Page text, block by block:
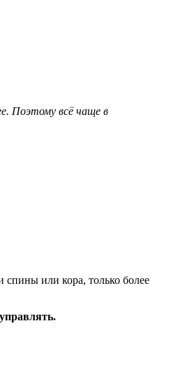
Поэтому всё чаще в
или кора, только более